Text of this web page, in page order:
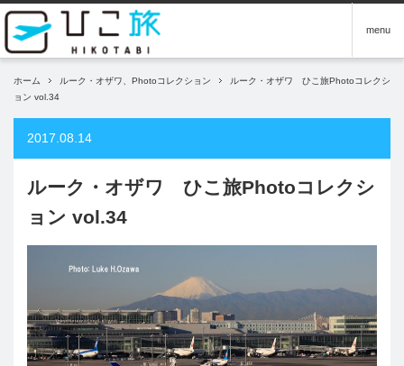
menu
ホーム ルーク・オザワ、Photoコレクション
ルーク・オザワ ひこ旅Photoコレクシ
ョン vol.34
2017.08.14
ルーク・オザワ ひこ旅Photoコレクシ
ョン vol.34